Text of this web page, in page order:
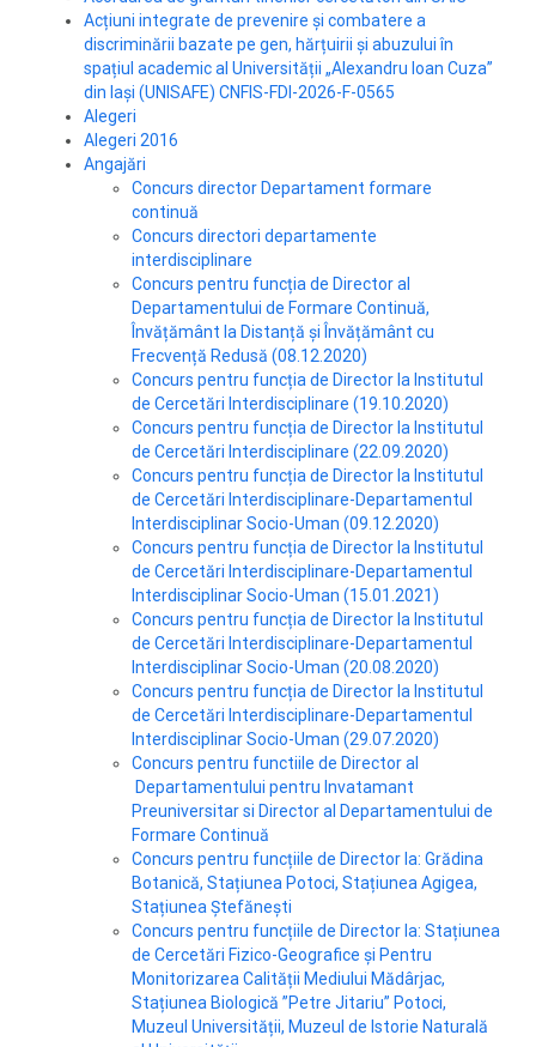
Acțiuni integrate de prevenire și combatere a
discriminării bazate pe gen, hărțuirii și abuzului în
spațiul academic al Universității „Alexandru Ioan Cuza”
din Iași (UNISAFE) CNFIS-FDI-2026-F-0565
Alegeri
Alegeri 2016
Angajări
Concurs director Departament formare
continuă
Concurs directori departamente
interdisciplinare
Concurs pentru funcția de Director al
Departamentului de Formare Continuă,
Învățământ la Distanță și Învățământ cu
Frecvență Redusă (08.12.2020)
Concurs pentru funcția de Director la Institutul
de Cercetări Interdisciplinare (19.10.2020)
Concurs pentru funcția de Director la Institutul
de Cercetări Interdisciplinare (22.09.2020)
Concurs pentru funcția de Director la Institutul
de Cercetări Interdisciplinare-Departamentul
Interdisciplinar Socio-Uman (09.12.2020)
Concurs pentru funcția de Director la Institutul
de Cercetări Interdisciplinare-Departamentul
Interdisciplinar Socio-Uman (15.01.2021)
Concurs pentru funcția de Director la Institutul
de Cercetări Interdisciplinare-Departamentul
Interdisciplinar Socio-Uman (20.08.2020)
Concurs pentru funcția de Director la Institutul
de Cercetări Interdisciplinare-Departamentul
Interdisciplinar Socio-Uman (29.07.2020)
Concurs pentru functiile de Director al
Departamentului pentru Invatamant
Preuniversitar si Director al Departamentului de
Formare Continuă
Concurs pentru funcțiile de Director la: Grădina
Botanică, Stațiunea Potoci, Stațiunea Agigea,
Stațiunea Ștefănești
Concurs pentru funcțiile de Director la: Stațiunea
de Cercetări Fizico-Geografice și Pentru
Monitorizarea Calității Mediului Mădârjac,
Stațiunea Biologică ”Petre Jitariu” Potoci,
Muzeul Universității, Muzeul de Istorie Naturală